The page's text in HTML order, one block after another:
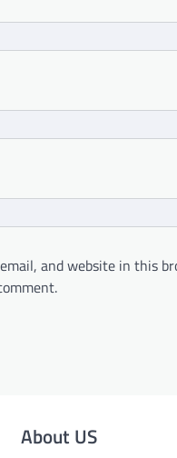
and website in this
About US